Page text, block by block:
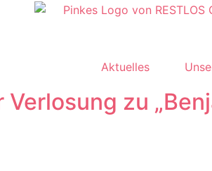
Aktuelles
zu